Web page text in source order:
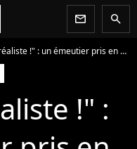
newsletter search
pris en flagrant délit de vol et arrêté par la police en plein direct sur CNews
!" :